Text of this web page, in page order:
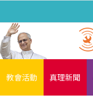
教會活動 真理新聞